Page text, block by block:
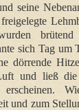
seine
sich Tag um
dörrende
und ließ
und zum